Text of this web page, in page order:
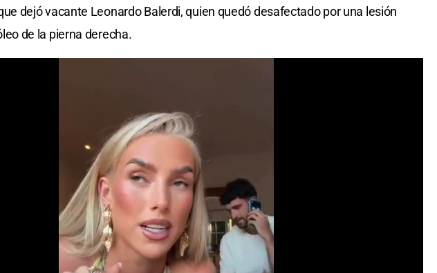
dejó vacante Leonardo Balerdi, quien quedó desafectado por una lesión
de la pierna derecha.